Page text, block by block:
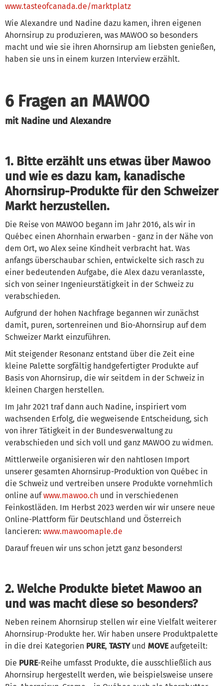
www.tasteofcanada.de/marktplatz
Wie Alexandre und Nadine dazu kamen, ihren eigenen
Ahornsirup zu produzieren, was MAWOO so besonders
macht und wie sie ihren Ahornsirup am liebsten genießen,
haben sie uns in einem kurzen Interview erzählt.
6 Fragen an MAWOO
mit Nadine und Alexandre
1. Bitte erzählt uns etwas über Mawoo
und wie es dazu kam, kanadische
Ahornsirup-Produkte für den Schweizer
Markt herzustellen.
Die Reise von MAWOO begann im Jahr 2016, als wir in
Québec einen Ahornhain erwarben - ganz in der Nähe von
dem Ort, wo Alex seine Kindheit verbracht hat. Was
anfangs überschaubar schien, entwickelte sich rasch zu
einer bedeutenden Aufgabe, die Alex dazu veranlasste,
sich von seiner Ingenieurstätigkeit in der Schweiz zu
verabschieden.
Aufgrund der hohen Nachfrage begannen wir zunächst
damit, puren, sortenreinen und Bio-Ahornsirup auf dem
Schweizer Markt einzuführen.
Mit steigender Resonanz entstand über die Zeit eine
kleine Palette sorgfältig handgefertigter Produkte auf
Basis von Ahornsirup, die wir seitdem in der Schweiz in
kleinen Chargen herstellen.
Im Jahr 2021 traf dann auch Nadine, inspiriert vom
wachsenden Erfolg, die wegweisende Entscheidung, sich
von ihrer Tätigkeit in der Bundesverwaltung zu
verabschieden und sich voll und ganz MAWOO zu widmen.
Mittlerweile organisieren wir den nahtlosen Import
unserer gesamten Ahornsirup-Produktion von Québec in
die Schweiz und vertreiben unsere Produkte vornehmlich
online aufwww.mawoo.ch und in verschiedenen
Feinkostläden. Im Herbst 2023 werden wir wir unsere neue
Online-Plattform für Deutschland und Österreich
lancieren: www.mawoomaple.de
Darauf freuen wir uns schon jetzt ganz besonders!
2. Welche Produkte bietet Mawoo an
und was macht diese so besonders?
Neben reinem Ahornsirup stellen wir eine Vielfalt weiterer
Ahornsirup-Produkte her. Wir haben unsere Produktpalette
in die drei Kategorien PURE, TASTYund MOVEaufgeteilt:
Die PURE-Reihe umfasst Produkte, die ausschließlich aus
Ahornsirup hergestellt werden, wie beispielsweise unsere